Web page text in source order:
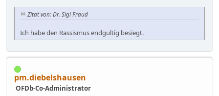
Zitat von: Dr. Sigi Fraud
Ich habe den Rassismus endgültig besiegt.
pm.diebelshausen
OFDb-Co-Administrator